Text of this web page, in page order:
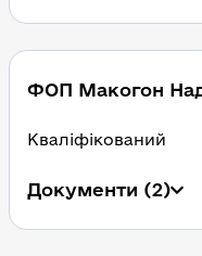
ФОП Макогон
Кваліфікований
Документи (2)